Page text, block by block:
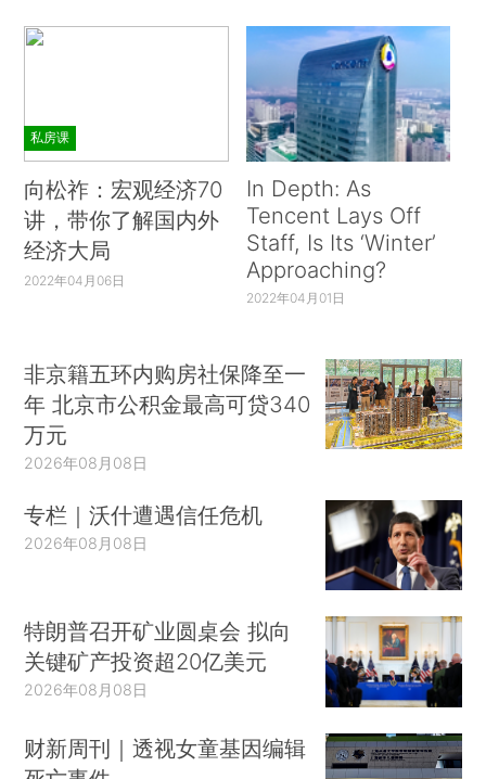
私房课
向松祚：宏观经济70
讲，带你了解国内外
经济大局
2022年04月06日
In Depth: As
Tencent Lays Off
Staff, Is Its ‘Winter’
Approaching?
2022年04月01日
非京籍五环内购房社保降至一
年 北京市公积金最高可贷340
万元
2026年08月08日
专栏｜沃什遭遇信任危机
2026年08月08日
特朗普召开矿业圆桌会 拟向
关键矿产投资超20亿美元
2026年08月08日
财新周刊｜透视女童基因编辑